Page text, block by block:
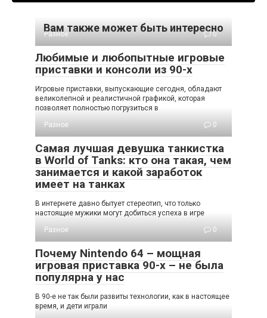
Вам также может быть интересно
Разное 0
Любимые и любопытные игровые
приставки и консоли из 90-х
Игровые приставки, выпускающие сегодня, обладают
великолепной и реалистичной графикой, которая
позволяет полностью погрузиться в
Разное
0
Самая лучшая девушка танкистка
в World of Tanks: кто она такая, чем
занимается и какой заработок
имеет на танках
В интернете давно бытует стереотип, что только
настоящие мужики могут добиться успеха в игре
Разное
0
Почему Nintendo 64 – мощная
игровая приставка 90-х – не была
популярна у нас
В 90-е не так были развиты технологии, как в настоящее
время, и дети играли